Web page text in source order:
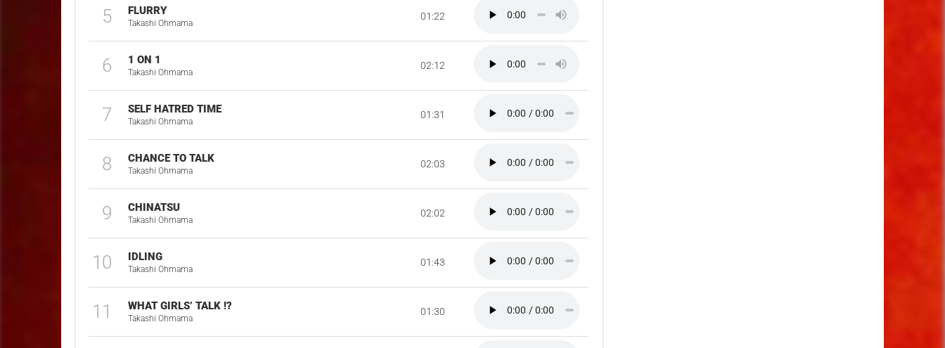
5 FLURRY
Takashi Ohmama
01:22
6 1 ON 1
Takashi Ohmama
02:12
7 SELF HATRED TIME
Takashi Ohmama
01:31
8 CHANCE TO TALK
Takashi Ohmama
02:03
9 CHINATSU
Takashi Ohmama
02:02
10 IDLING
Takashi Ohmama
01:43
11 WHAT GIRLS’ TALK !?
Takashi Ohmama
01:30